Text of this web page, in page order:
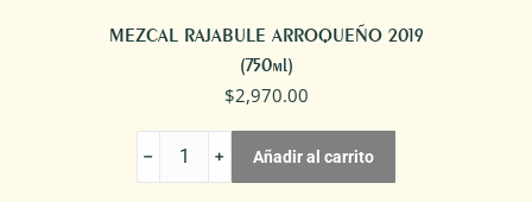
MEZCAL RAJABULE ARROQUEÑO 2019
(750ml)
$2,970.00
RAJABULE
ARROQUEÑO
Añadir al carrito